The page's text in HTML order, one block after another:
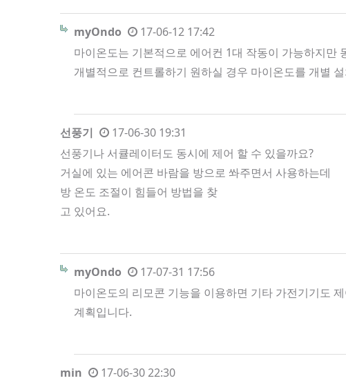
myOndo
17-06-12 17:42
마이온도는 기본적으로 에어컨 1대 작동이 가능하지만
개별적으로 컨트롤하기 원하실 경우 마이온도를 개별
선풍기
17-06-30 19:31
선풍기나 서큘레이터도 동시에 제어 할 수 있을까요?
거실에 있는 에어콘 바람을 방으로 쏴주면서 사용하는데
방 온도 조절이 힘들어 방법을 찾
고 있어요.
myOndo
17-07-31 17:56
마이온도의 리모콘 기능을 이용하면 기타 가전기기도
계획입니다.
min
17-06-30 22:30